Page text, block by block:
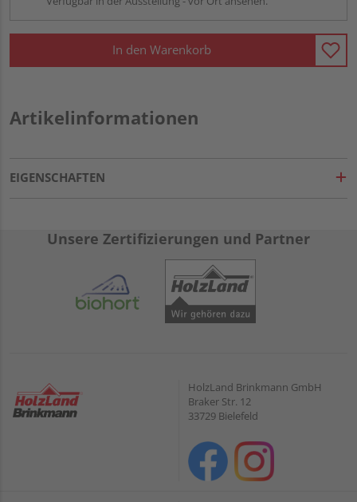
In den Warenkorb
Artikelinformationen
EIGENSCHAFTEN
Unsere Zertifizierungen und Partner
HolzLand Brinkmann GmbH
Braker Str. 12
33729 Bielefeld